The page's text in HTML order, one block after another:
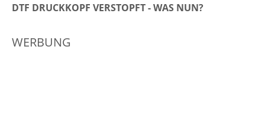
DTF DRUCKKOPF VERSTOPFT - WAS NUN?
WERBUNG